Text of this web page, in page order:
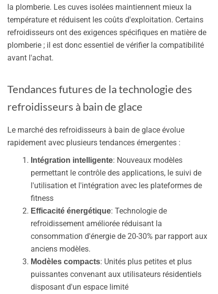
la plomberie. Les cuves isolées maintiennent mieux la
température et réduisent les coûts d'exploitation. Certains
refroidisseurs ont des exigences spécifiques en matière de
plomberie ; il est donc essentiel de vérifier la compatibilité
avant l'achat.
Tendances futures de la technologie des
refroidisseurs à bain de glace
Le marché des refroidisseurs à bain de glace évolue
rapidement avec plusieurs tendances émergentes :
Intégration intelligente: Nouveaux modèles
permettant le contrôle des applications, le suivi de
l'utilisation et l'intégration avec les plateformes de
fitness
Efficacité énergétique: Technologie de
refroidissement améliorée réduisant la
consommation d'énergie de 20-30% par rapport aux
anciens modèles.
Modèles compacts: Unités plus petites et plus
puissantes convenant aux utilisateurs résidentiels
disposant d'un espace limité